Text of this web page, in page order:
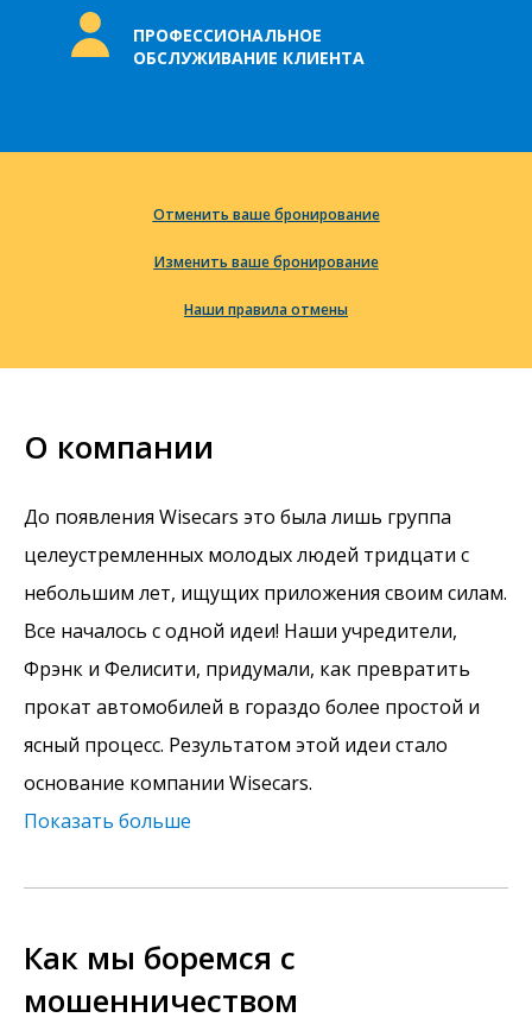
ПРОФЕССИОНАЛЬНОЕ
ОБСЛУЖИВАНИЕ КЛИЕНТА
Отменить ваше бронирование
Изменить ваше бронирование
Наши правила отмены
О компании
До появления Wisecars это была лишь группа
целеустремленных молодых людей тридцати с
небольшим лет, ищущих приложения своим силам.
Все началось с одной идеи! Наши учредители,
Фрэнк и Фелисити, придумали, как превратить
прокат автомобилей в гораздо более простой и
ясный процесс. Результатом этой идеи стало
основание компании Wisecars.
Показать больше
Как мы боремся с
мошенничеством